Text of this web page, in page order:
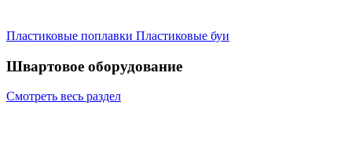
Пластиковые поплавки Пластиковые буи
Швартовое оборудование
Смотреть весь раздел